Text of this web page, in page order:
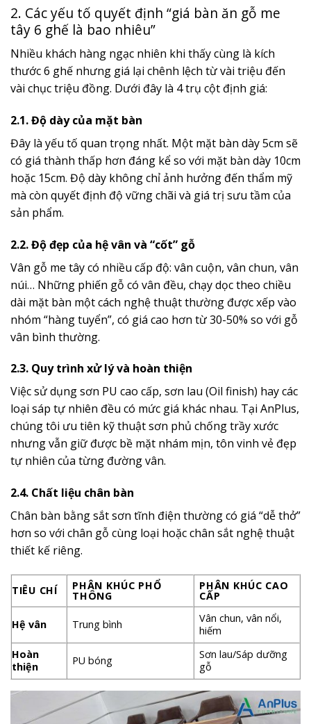
2. Các yếu tố quyết định “giá bàn ăn gỗ me
tây 6 ghế là bao nhiêu”
Nhiều khách hàng ngạc nhiên khi thấy cùng là kích
thước 6 ghế nhưng giá lại chênh lệch từ vài triệu đến
vài chục triệu đồng. Dưới đây là 4 trụ cột định giá:
2.1. Độ dày của mặt bàn
Đây là yếu tố quan trọng nhất. Một mặt bàn dày 5cm sẽ
có giá thành thấp hơn đáng kể so với mặt bàn dày 10cm
hoặc 15cm. Độ dày không chỉ ảnh hưởng đến thẩm mỹ
mà còn quyết định độ vững chãi và giá trị sưu tầm của
sản phẩm.
2.2. Độ đẹp của hệ vân và “cốt” gỗ
Vân gỗ me tây có nhiều cấp độ: vân cuộn, vân chun, vân
núi… Những phiến gỗ có vân đều, chạy dọc theo chiều
dài mặt bàn một cách nghệ thuật thường được xếp vào
nhóm “hàng tuyển”, có giá cao hơn từ 30-50% so với gỗ
vân bình thường.
2.3. Quy trình xử lý và hoàn thiện
Việc sử dụng sơn PU cao cấp, sơn lau (Oil finish) hay các
loại sáp tự nhiên đều có mức giá khác nhau. Tại AnPlus,
chúng tôi ưu tiên kỹ thuật sơn phủ chống trầy xước
nhưng vẫn giữ được bề mặt nhám mịn, tôn vinh vẻ đẹp
tự nhiên của từng đường vân.
2.4. Chất liệu chân bàn
Chân bàn bằng sắt sơn tĩnh điện thường có giá “dễ thở”
hơn so với chân gỗ cùng loại hoặc chân sắt nghệ thuật
thiết kế riêng.
TIÊU CHÍ PHÂN KHÚC PHỔ
THÔNG
PHÂN KHÚC CAO
CẤP
Hệ vân Trung bình
Vân chun, vân nổi,
hiếm
Hoàn
thiện
PU bóng
Sơn lau/Sáp dưỡng
gỗ